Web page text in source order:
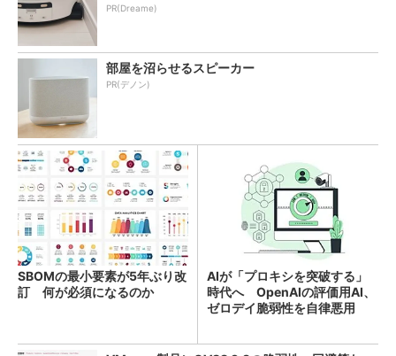
PR(Dreame)
部屋を沼らせるスピーカー
PR(デノン)
SBOMの最小要素が5年ぶり改
訂 何が必須になるのか
AIが「プロキシを突破する」
時代へ OpenAIの評価用AI、
ゼロデイ脆弱性を自律悪用